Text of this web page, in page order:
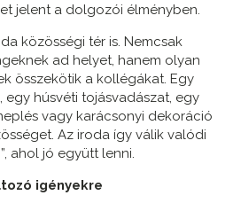
jelent a dolgozói élményben.
közösségi tér is. Nemcsak
ad helyet, hanem olyan
összekötik a kollégákat. Egy
egy húsvéti tojásvadászat, egy
vagy karácsonyi dekoráció
Az iroda így válik valódi
ahol jó együtt lenni.
igényekre